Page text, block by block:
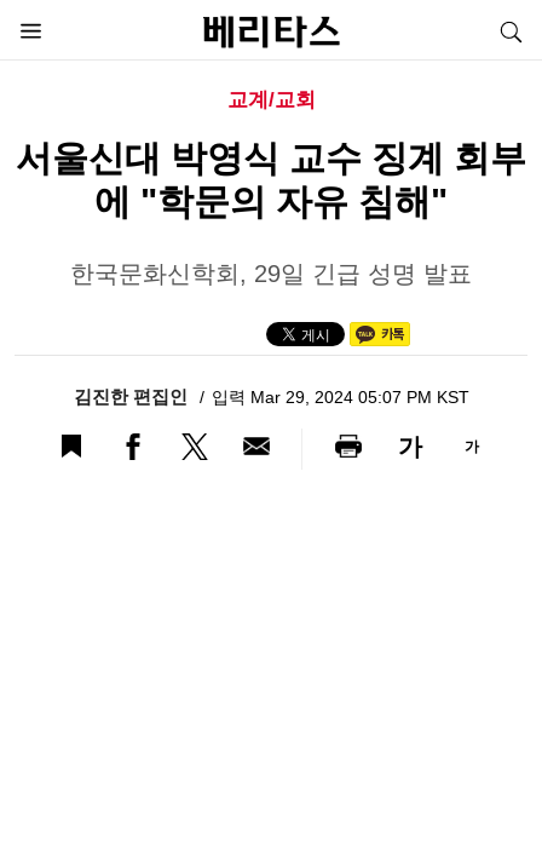
교계/교회
서울신대 박영식 교수 징계 회부
에 "학문의 자유 침해"
한국문화신학회, 29일 긴급 성명 발표
김진한 편집인 입력 Mar 29, 2024 05:07 PM KST
가 가